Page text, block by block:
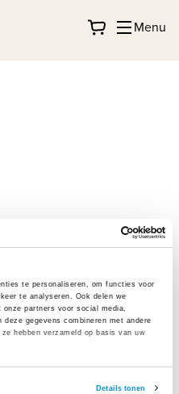
te personaliseren, om functies voor
te analyseren. Ook delen we
partners voor social media,
gegevens combineren met andere
hebben verzameld op basis van uw
Details tonen
Menu